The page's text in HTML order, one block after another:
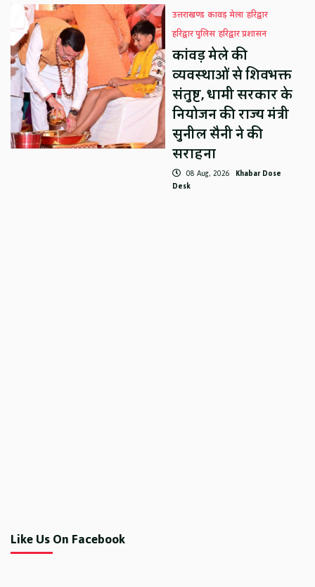
उत्तराखण्ड कावड़ मेला हरिद्वार
हरिद्वार पुलिस हरिद्वार प्रशासन
कांवड़ मेले की
व्यवस्थाओं से शिवभक्त
संतुष्ट, धामी सरकार के
नियोजन की राज्य मंत्री
सुनील सैनी ने की
सराहना
08 Aug, 2026 Khabar Dose
Desk
Like Us On Facebook